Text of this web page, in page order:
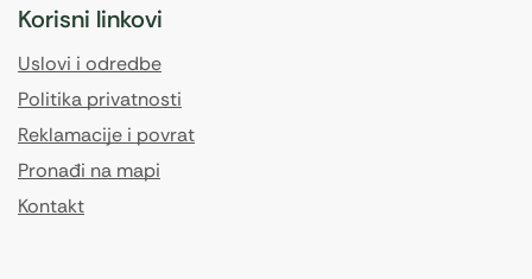
Korisni linkovi
Uslovi i odredbe
Politika privatnosti
Reklamacije i povrat
Pronađi na mapi
Kontakt